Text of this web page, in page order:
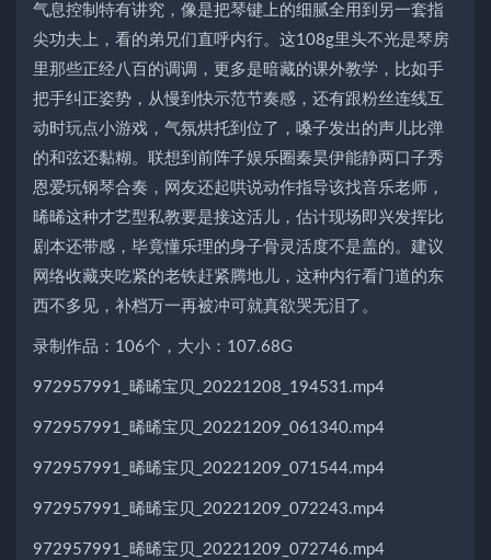
气息控制特有讲究，像是把琴键上的细腻全用到另一套指
尖功夫上，看的弟兄们直呼内行。这108g里头不光是琴房
里那些正经八百的调调，更多是暗藏的课外教学，比如手
把手纠正姿势，从慢到快示范节奏感，还有跟粉丝连线互
动时玩点小游戏，气氛烘托到位了，嗓子发出的声儿比弹
的和弦还黏糊。联想到前阵子娱乐圈秦昊伊能静两口子秀
恩爱玩钢琴合奏，网友还起哄说动作指导该找音乐老师，
晞晞这种才艺型私教要是接这活儿，估计现场即兴发挥比
剧本还带感，毕竟懂乐理的身子骨灵活度不是盖的。建议
网络收藏夹吃紧的老铁赶紧腾地儿，这种内行看门道的东
西不多见，补档万一再被冲可就真欲哭无泪了。
录制作品：106个，大小：107.68G
972957991_晞晞宝贝_20221208_194531.mp4
972957991_晞晞宝贝_20221209_061340.mp4
972957991_晞晞宝贝_20221209_071544.mp4
972957991_晞晞宝贝_20221209_072243.mp4
972957991_晞晞宝贝_20221209_072746.mp4